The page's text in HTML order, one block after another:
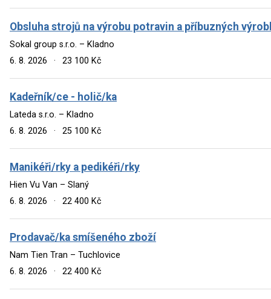
Obsluha strojů na výrobu potravin a příbuzných
Sokal group s.r.o. – Kladno
6. 8. 2026
· 23 100 Kč
Kadeřník/ce - holič/ka
Lateda s.r.o. – Kladno
6. 8. 2026
· 25 100 Kč
Manikéři/rky a pedikéři/rky
Hien Vu Van – Slaný
6. 8. 2026
· 22 400 Kč
Prodavač/ka smíšeného zboží
Nam Tien Tran – Tuchlovice
6. 8. 2026
· 22 400 Kč